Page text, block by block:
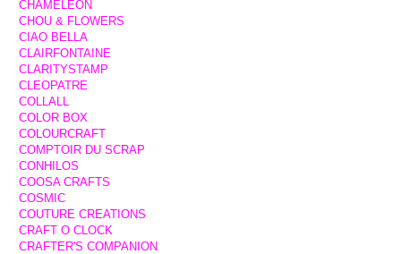
CHAMELEON
CHOU & FLOWERS
CIAO BELLA
CLAIRFONTAINE
CLARITYSTAMP
CLEOPATRE
COLLALL
COLOR BOX
COLOURCRAFT
COMPTOIR DU SCRAP
CONHILOS
COOSA CRAFTS
COSMIC
COUTURE CREATIONS
CRAFT O CLOCK
CRAFTER'S COMPANION